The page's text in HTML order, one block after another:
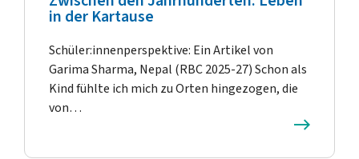
in der Kartause
Schüler:innenperspektive: Ein Artikel von
Garima Sharma, Nepal (RBC 2025-27) Schon als
Kind fühlte ich mich zu Orten hingezogen, die
von…